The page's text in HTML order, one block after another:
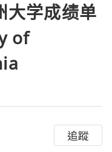
大学成绩单
of
追蹤